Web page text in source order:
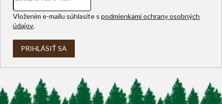
Vložením e-mailu súhlasíte s podmienkami ochrany osobných
údajov.
PRIHLÁSIŤ SA
Z